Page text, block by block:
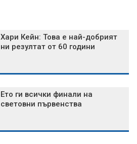
Хари Кейн: Това е най-добрият
ни резултат от 60 години
Ето ги всички финали на
световни първенства